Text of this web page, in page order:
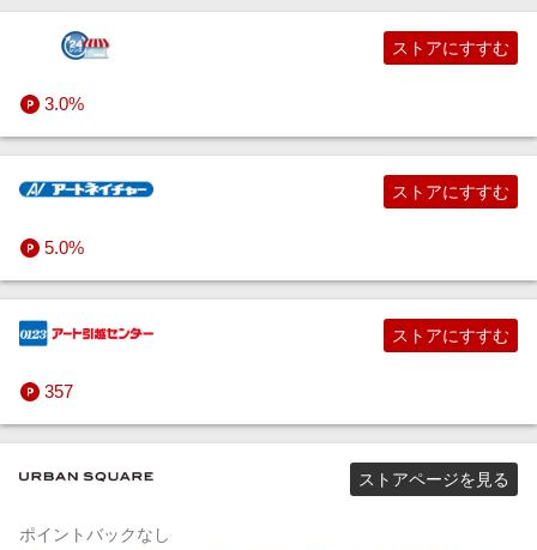
インテリア・寝具
旅行・レジャー・ホテル予約
生活・お役立ち
金融・マネー・保険
デジタルコンテンツ
ビジネス・その他サービス
旅行特集
わくわく夏特集
とことん買い物チャレンジ
Apple公式サイト×楽天カード分割払い
週末の高還元 夏の長期版
インナー・下着・ナイトウェア
靴
バッグ・小物・ブランド雑貨
眼鏡・サングラス・腕時計
ジュエリー・アクセサリー
すべてのファッション・インナー・小物ストア
お取り寄せグルメ
お店の味
すべての食品・スイーツ・お酒ストア
すべての日用品・キッチン用品ストア
コスメセレクトショップ
健康食品・サプリメント
コンタクトレンズ
医薬品・検査キット
すべてのコスメ・健康・医薬品ストア
キッズ・ベビー・マタニティ用品
キッズ・ベビーファッション
すべてのキッズ・ベビー用品ストア
家電・PC・スマホ・カメラ
デジタル家電
パソコン
PC周辺機器・ガジェット
生活・美容家電
ソフトウェア
エンタメ
チケット（映画・音楽・演劇など）
映画・ドラマ・アニメ・音楽
アニメグッズ
ホビー（趣味・嗜好品）
スポーツシューズ・アイテム
アウトドア・サーフィン・スノウ
ゴルフ
すべてのスポーツ・アウトドア・ゴルフストア
インテリア・寝具
インテリア・収納
寝具・ベッド・マットレス
すべてのインテリア・寝具ストア
ペット・花・DIY・車
ガーデン・DIY・工具
花・観葉植物
旅行・レジャー・ホテル予約
総合旅行会社
生活・お役立ち
3.0%
ストアにすすむ
5.0%
ストアにすすむ
357
ストアにすすむ
ポイントバックなし
ストアページを見る